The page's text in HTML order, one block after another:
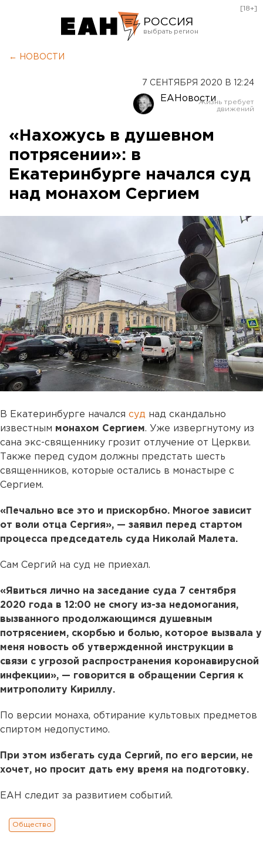
РОССИЯ
Оренбург
[18+]
← НОВОСТИ
7 СЕНТЯБРЯ 2020 В 12:24
ЕАНовости
«Нахожусь в душевном
потрясении»: в
Екатеринбурге начался суд
над монахом Сергием
В Екатеринбурге начался суд над скандально
известным монахом Сергием. Уже извергнутому из
сана экс-священнику грозит отлучение от Церкви.
Также перед судом должны предстать шесть
священников, которые остались в монастыре с
Сергием.
«Печально все это и прискорбно. Многое зависит
от воли отца Сергия», — заявил перед стартом
процесса председатель суда Николай Малета.
Сам Сергий на суд не приехал.
«Явиться лично на заседание суда 7 сентября
2020 года в 12:00 не смогу из-за недомогания,
вызванного продолжающимся душевным
потрясением, скорбью и болью, которое вызвала у
меня новость об утвержденной инструкции в
связи с угрозой распространения коронавирусной
инфекции», — говорится в обращении Сергия к
митрополиту Кириллу.
По версии монаха, обтирание культовых предметов
спиртом недопустимо.
При этом избегать суда Сергий, по его версии, не
хочет, но просит дать ему время на подготовку.
ЕАН следит за развитием событий.
Общество